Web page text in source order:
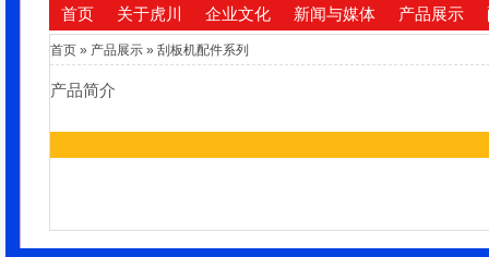
首页 关于虎川 企业文化 新闻与媒体 产品展示
首页 » 产品展示 » 刮板机配件系列
产品简介